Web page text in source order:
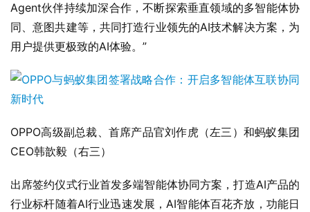
Agent伙伴持续加深合作，不断探索垂直领域的多智能体协
同、意图共建等，共同打造行业领先的AI技术解决方案，为
用户提供更极致的AI体验。”
OPPO高级副总裁、首席产品官刘作虎（左三）和蚂蚁集团
CEO韩歆毅（右三）
出席签约仪式行业首发多端智能体协同方案，打造AI产品的
行业标杆随着AI行业迅速发展，AI智能体百花齐放，功能日